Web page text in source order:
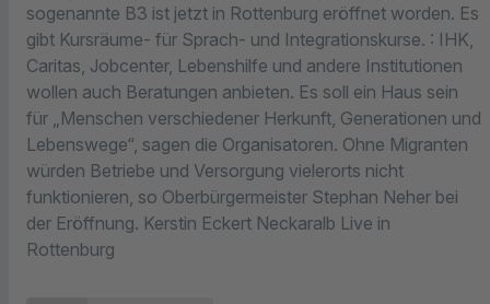
sogenannte B3 ist jetzt in Rottenburg eröffnet worden. Es
gibt Kursräume- für Sprach- und Integrationskurse. : IHK,
Caritas, Jobcenter, Lebenshilfe und andere Institutionen
wollen auch Beratungen anbieten. Es soll ein Haus sein
für „Menschen verschiedener Herkunft, Generationen und
Lebenswege“, sagen die Organisatoren. Ohne Migranten
würden Betriebe und Versorgung vielerorts nicht
funktionieren, so Oberbürgermeister Stephan Neher bei
der Eröffnung. Kerstin Eckert Neckaralb Live in
Rottenburg